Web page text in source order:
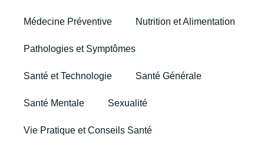
Médecine Préventive Nutrition et Alimentation
Pathologies et Symptômes
Santé et Technologie Santé Générale
Santé Mentale Sexualité
Vie Pratique et Conseils Santé